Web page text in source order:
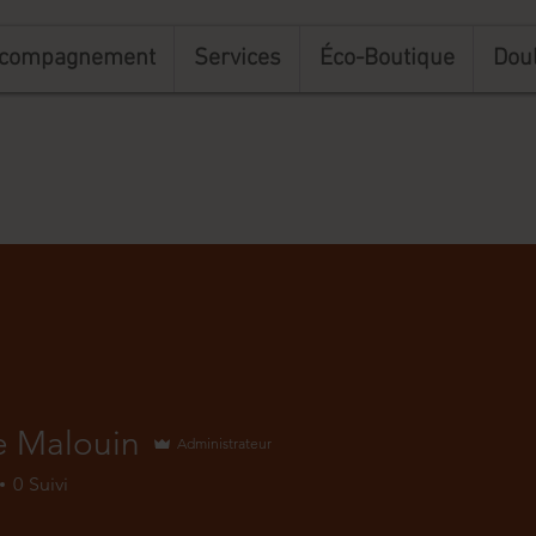
Services Éco-Boutique
Malouin Administrateur
0 Suivi